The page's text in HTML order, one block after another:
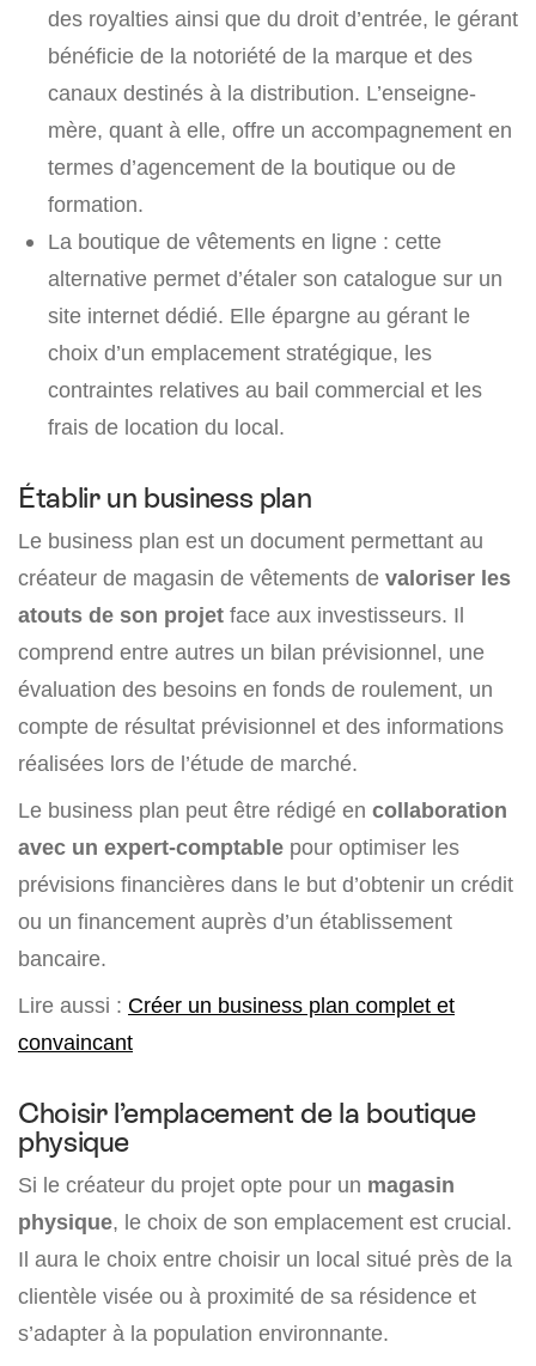
des royalties ainsi que du droit d’entrée, le gérant
bénéficie de la notoriété de la marque et des
canaux destinés à la distribution. L’enseigne-
mère, quant à elle, offre un accompagnement en
termes d’agencement de la boutique ou de
formation.
La boutique de vêtements en ligne : cette
alternative permet d’étaler son catalogue sur un
site internet dédié. Elle épargne au gérant le
choix d’un emplacement stratégique, les
contraintes relatives au bail commercial et les
frais de location du local.
Établir un business plan
Le business plan est un document permettant au
créateur de magasin de vêtements de valoriser les
atouts de son projet face aux investisseurs. Il
comprend entre autres un bilan prévisionnel, une
évaluation des besoins en fonds de roulement, un
compte de résultat prévisionnel et des informations
réalisées lors de l’étude de marché.
Le business plan peut être rédigé en collaboration
avec un expert-comptable pour optimiser les
prévisions financières dans le but d’obtenir un crédit
ou un financement auprès d’un établissement
bancaire.
Lire aussi : Créer un business plan complet et
convaincant
Choisir l’emplacement de la boutique
physique
Si le créateur du projet opte pour un magasin
physique, le choix de son emplacement est crucial.
Il aura le choix entre choisir un local situé près de la
clientèle visée ou à proximité de sa résidence et
s’adapter à la population environnante.